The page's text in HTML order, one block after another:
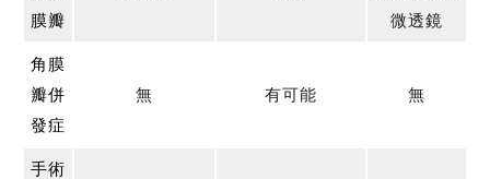
膜瓣
微透鏡
角膜
瓣併
發症
無 有可能 無
手術